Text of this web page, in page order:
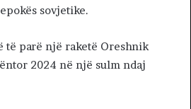
sovjetike.
të parë një raketë Oreshnik
2024 në një sulm ndaj